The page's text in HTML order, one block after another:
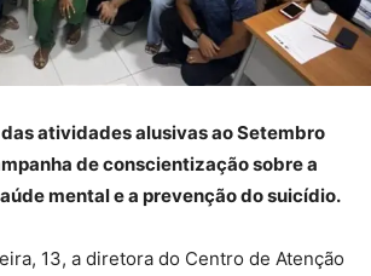
atividades alusivas ao Setembro
de conscientização sobre a
mental e a prevenção do suicídio.
13, a diretora do Centro de Atenção